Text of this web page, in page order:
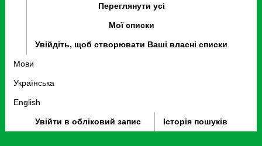
Переглянути усі
Мої списки
Увійдіть, щоб створювати Ваші власні списки
Мови
Українська
English
Увійти в обліковий запис Історія пошуків